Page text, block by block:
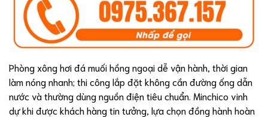
Phòng xông hơi đá muối hồng ngoại dễ vận hành, thời gian
làm nóng nhanh; thi công lắp đặt không cần đường ống dẫn
nước và thường dùng nguồn điện tiêu chuẩn. Minchico vinh
dự khi được khách hàng tin tưởng, lựa chọn đồng hành hoàn